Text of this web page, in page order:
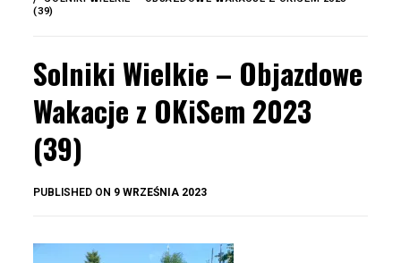
(39)
Solniki Wielkie – Objazdowe
Wakacje z OKiSem 2023
(39)
PUBLISHED ON 9 WRZEŚNIA 2023